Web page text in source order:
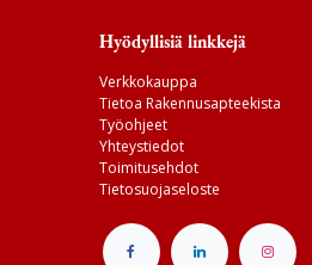
Hyödyllisiä linkkejä
Verkkokauppa
Tietoa Rakennusapteekista
Työohjeet
Yhteystiedot
Toimitusehdot
Tietosuojaseloste